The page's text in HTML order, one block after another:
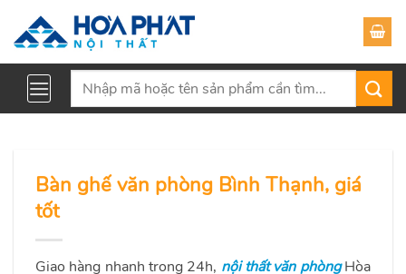
Tìm
Bàn ghế văn phòng Bình Thạnh, giá
tốt
Giao hàng nhanh trong 24h, nội thất văn phòngHòa